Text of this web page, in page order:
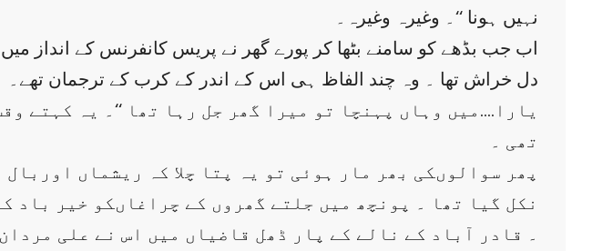
نہیں ہونا ‘‘۔ وغیرہ وغیرہ۔
اب جب بڈھے کو سامنے بٹھا کر پورے گھر نے پریس کانفرنس کے انداز
دل خراش تھا ۔ وہ چند الفاظ ہی اس کے اندر کے کرب کے ترجمان تھے۔
تھی ۔
پھر سوالوںکی بھر مار ہوئی تو یہ پتا چلا کہ ریشماں
نکل گیا تھا ۔ پونچھ میں جلتے گھروں کے چراغاںکو خیر باد
۔ قادر آباد کے نالے کے پار ڈھل قاضیاں میں اس نے علی